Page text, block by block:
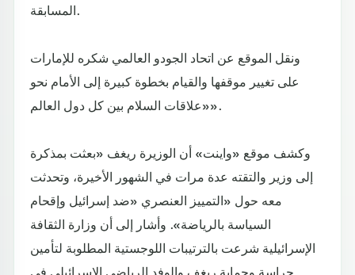
المسابقة.
ونقل الموقع عن اتحاد الجودو العالمي شكره للإمارات
على تغيير موقفها والقيام بخطوة كبيرة إلى الأمام نحو
«علاقات السلام بين كل دول العالم».
وكشف موقع «واينت» أن الوزيرة ريغف «بعثت بمذكرة
إلى وزير والتقته عدة مرات في الشهور الأخيرة، وتحدثت
معه حول «التمييز العنصري «ضد إسرائيل وإقحام
السياسة بالرياضة». وأشار إلى أن وزارة الثقافة
الإسرائيلية شرعت بالترتيبات اللوجستية المطلوبة لتأمين
حراسة وحماية ريغف والوفد الرياضي الإسرائيلي في